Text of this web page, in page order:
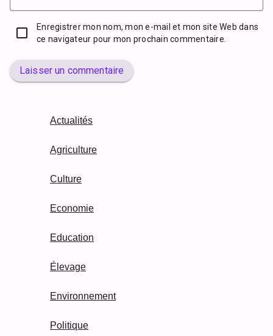
Enregistrer mon nom, mon e-mail et mon site Web dans
ce navigateur pour mon prochain commentaire.
Laisser un commentaire
Actualités
Agriculture
Culture
Economie
Education
Élevage
Environnement
Politique